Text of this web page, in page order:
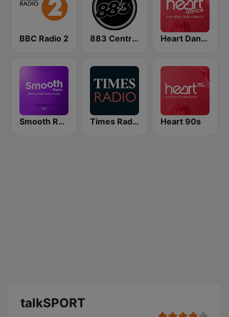
BBC Radio 2 883 Centreforce radio Heart Dance
Smooth Radio UK Times Radio Heart 90s
talkSPORT